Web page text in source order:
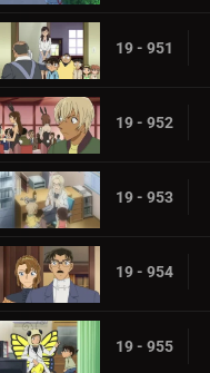
19 - 951
19 - 952
19 - 953
19 - 954
19 - 955